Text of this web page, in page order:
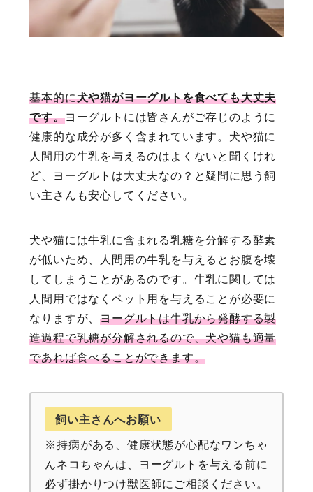
基本的に犬や猫がヨーグルトを食べても大丈夫
です。ヨーグルトには皆さんがご存じのように
健康的な成分が多く含まれています。犬や猫に
人間用の牛乳を与えるのはよくないと聞くけれ
ど、ヨーグルトは大丈夫なの？と疑問に思う飼
い主さんも安心してください。
犬や猫には牛乳に含まれる乳糖を分解する酵素
が低いため、人間用の牛乳を与えるとお腹を壊
してしまうことがあるのです。牛乳に関しては
人間用ではなくペット用を与えることが必要に
なりますが、ヨーグルトは牛乳から発酵する製
造過程で乳糖が分解されるので、犬や猫も適量
であれば食べることができます。
飼い主さんへお願い
※持病がある、健康状態が心配なワンちゃ
んネコちゃんは、ヨーグルトを与える前に
必ず掛かりつけ獣医師にご相談ください。